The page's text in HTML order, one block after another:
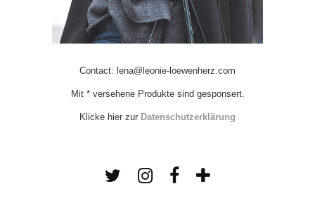
Contact: lena@leonie-loewenherz.com
Mit * versehene Produkte sind gesponsert.
Klicke hier zur Datenschutzerklärung